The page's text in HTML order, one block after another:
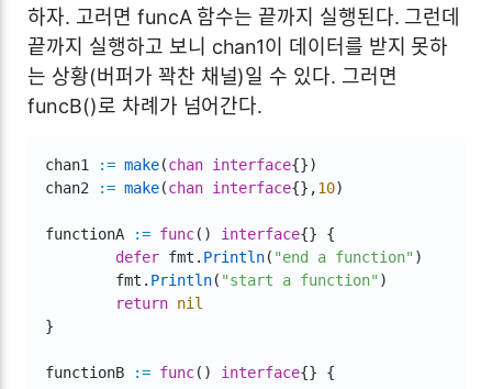
하자. 고러면 funcA 함수는 끝까지 실행된다. 그런데
끝까지 실행하고 보니 chan1이 데이터를 받지 못하
는 상황(버퍼가 꽉찬 채널)일 수 있다. 그러면
funcB()로 차례가 넘어간다.
chan1 := make(chan interface{})
chan2
:= make(chan interface{} ,10)
functionA := func( ) interface{}
{
defer fmt . Println( "end a function" )
	fmt
. Println( "start a function" )
return nil
}
functionB := func( ) interface{}
{